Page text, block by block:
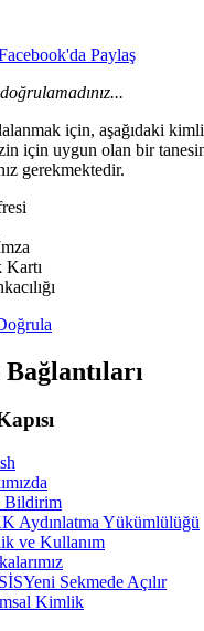
Paylaş
için, aşağıdaki
için uygun olan bir
gerekmektedir.
Bildirim
Aydınlatma Yükümlülüğü
ve Kullanım
Yeni Sekmede Açılır
Kimlik